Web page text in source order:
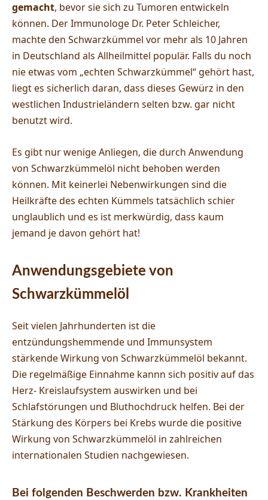
gemacht, bevor sie sich zu Tumoren entwickeln
können. Der Immunologe Dr. Peter Schleicher,
machte den Schwarzkümmel vor mehr als 10 Jahren
in Deutschland als Allheilmittel populär. Falls du noch
nie etwas vom „echten Schwarzkümmel“ gehört hast,
liegt es sicherlich daran, dass dieses Gewürz in den
westlichen Industrieländern selten bzw. gar nicht
benutzt wird.
Es gibt nur wenige Anliegen, die durch Anwendung
von Schwarzkümmelöl nicht behoben werden
können. Mit keinerlei Nebenwirkungen sind die
Heilkräfte des echten Kümmels tatsächlich schier
unglaublich und es ist merkwürdig, dass kaum
jemand je davon gehört hat!
Anwendungsgebiete von
Schwarzkümmelöl
Seit vielen Jahrhunderten ist die
entzündungshemmende und Immunsystem
stärkende Wirkung von Schwarzkümmelöl bekannt.
Die regelmäßige Einnahme kannn sich positiv auf das
Herz- Kreislaufsystem auswirken und bei
Schlafstörungen und Bluthochdruck helfen. Bei der
Stärkung des Körpers bei Krebs wurde die positive
Wirkung von Schwarzkümmelöl in zahlreichen
internationalen Studien nachgewiesen.
Bei folgenden Beschwerden bzw. Krankheiten